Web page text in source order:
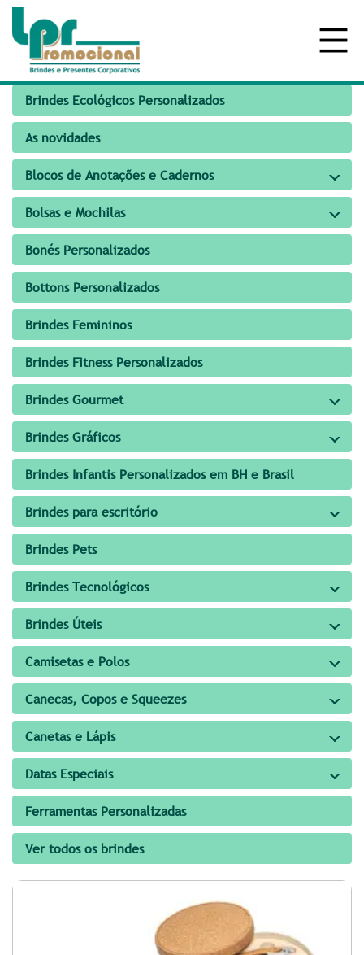
Brindes Ecológicos Personalizados
As novidades
Blocos de Anotações e Cadernos
Bolsas e Mochilas
Bonés Personalizados
Bottons Personalizados
Brindes Femininos
Brindes Fitness Personalizados
Brindes Gourmet
Brindes Gráficos
Brindes Infantis Personalizados em BH e Brasil
Brindes para escritório
Brindes Pets
Brindes Tecnológicos
Brindes Úteis
Camisetas e Polos
Canecas, Copos e Squeezes
Canetas e Lápis
Datas Especiais
Ferramentas Personalizadas
Ver todos os brindes